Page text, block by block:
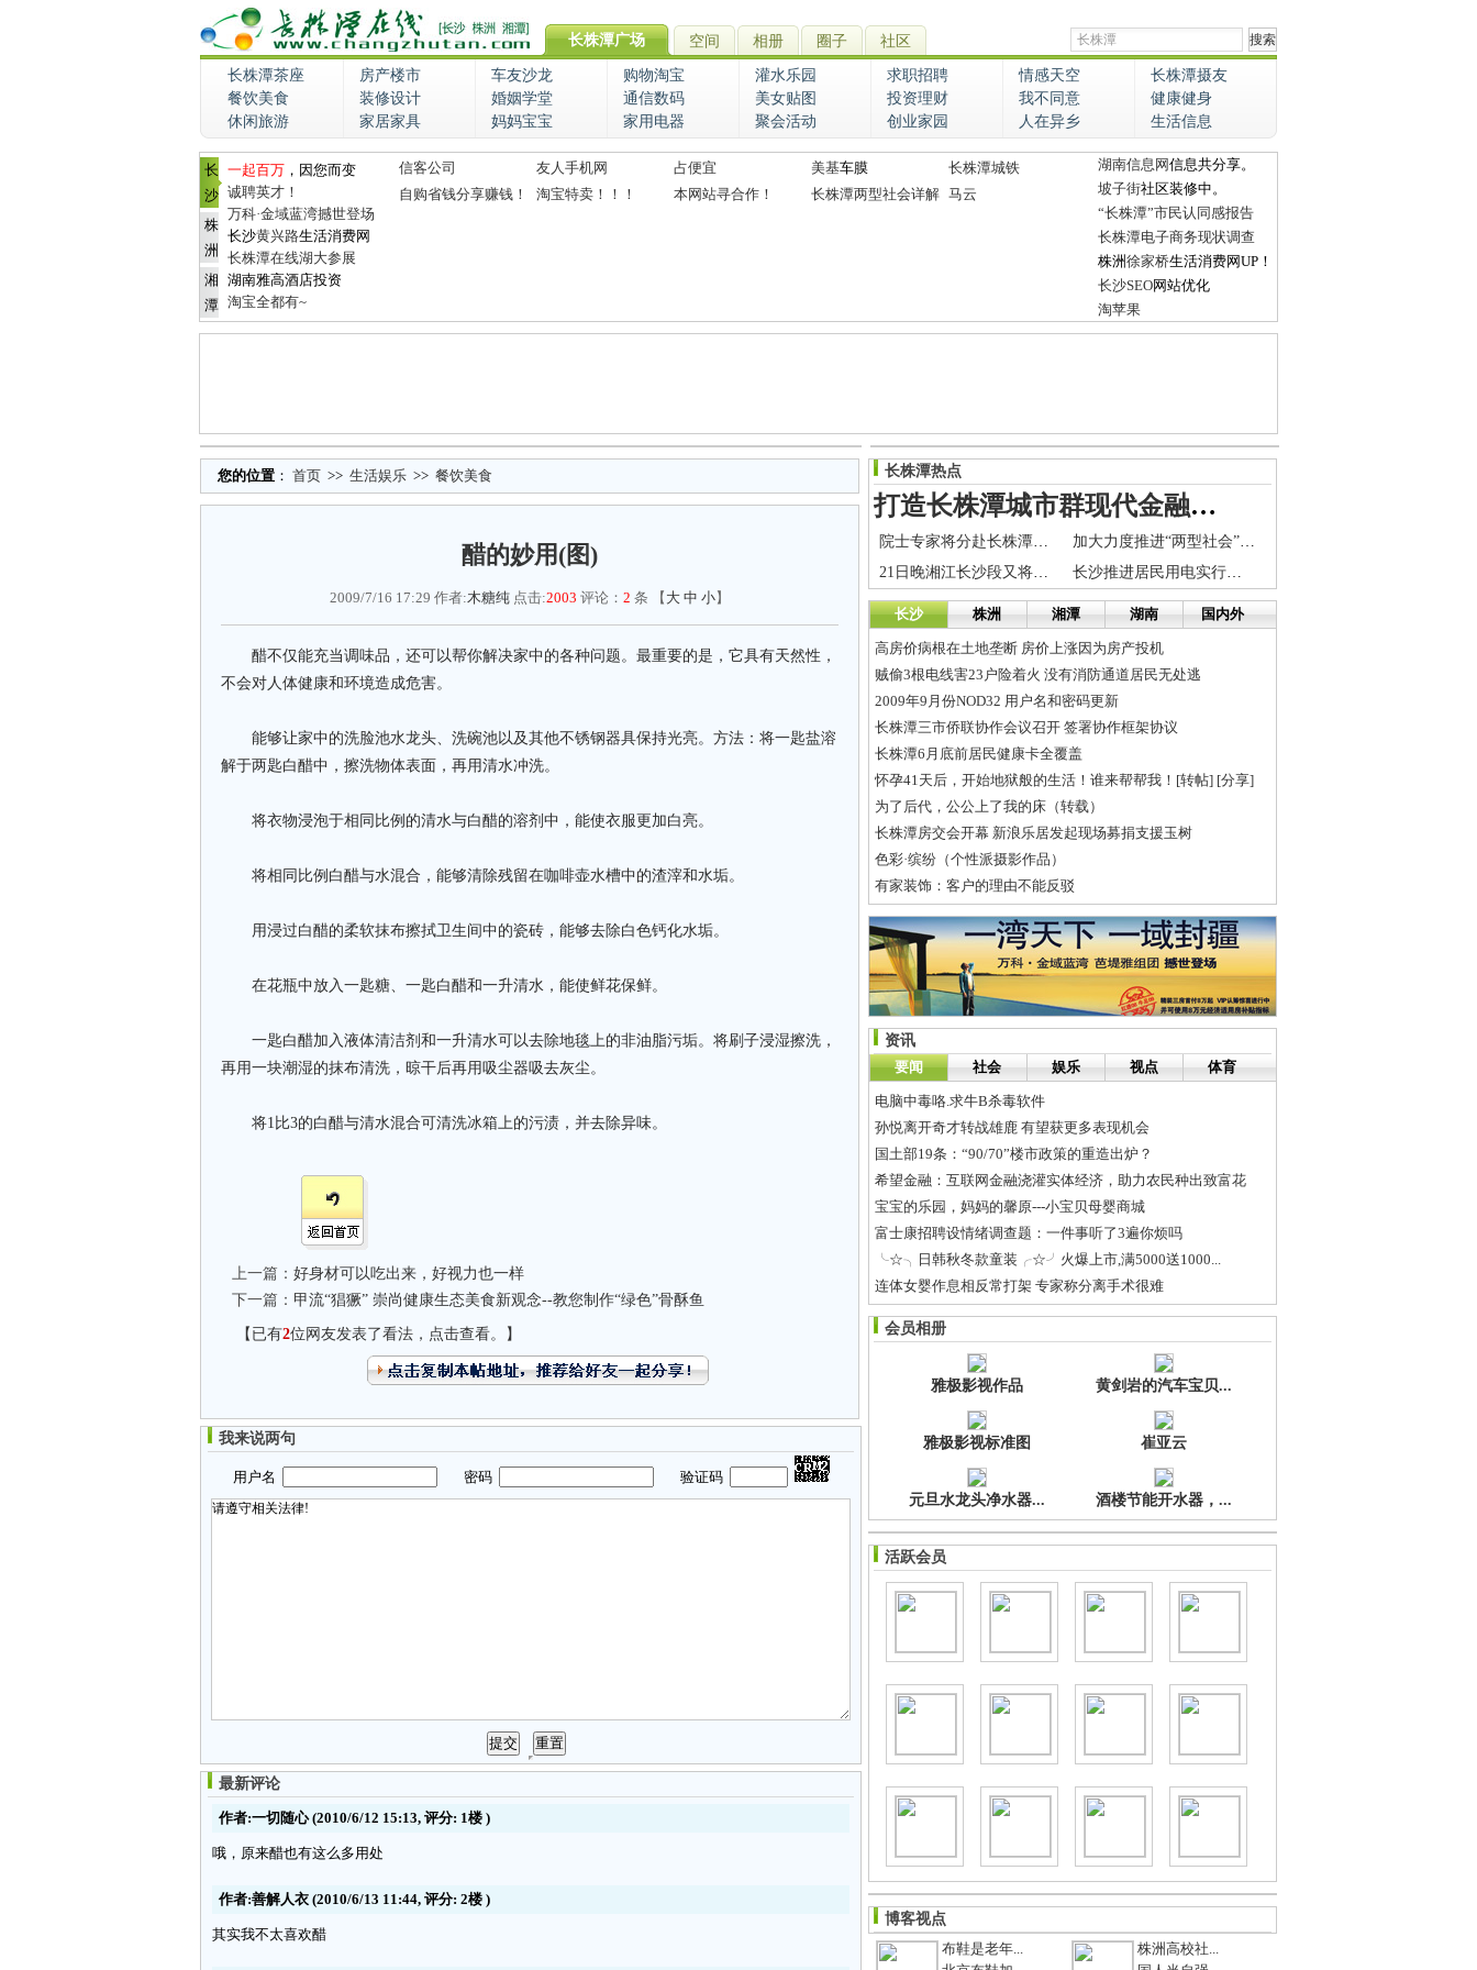
长株潭广场 空间 相册 圈子 社区
长株潭茶座 房产楼市 车友沙龙 购物淘宝 灌水乐园 求职招聘 情感天空
长株潭摄友
餐饮美食
装修设计 婚姻学堂 通信数码 美女贴图 投资理财 我不同意
健康健身
休闲旅游
家居家具 妈妈宝宝 家用电器 聚会活动 创业家园 人在异乡 生活信息
长
沙
株
洲
湘
潭
一起百万 ，因您而变
诚聘英才！
万科·金域蓝湾撼世登场
长沙黄兴路生活消费网
长株潭在线湖大参展
湖南雅高酒店投资
淘宝全都有~
信客公司 友人手机网 占便宜 美基车膜
长株潭城铁
自购省钱分享赚钱！
淘宝特卖！！！ 本网站寻合作！ 长株潭两型社会详解 马云
湖南信息网信息共分享。
坡子街社区装修中。
“长株潭”市民认同感报告
长株潭电子商务现状调查
株洲徐家桥生活消费网UP！
长沙SEO网站优化
淘苹果
您的位置 ： 首页 >> 生活娱乐 >> 餐饮美食
醋的妙用(图)
2009/7/16 17:29 作者:木糖纯 点击:2003 评论： 2 条 【 大 中 小】
醋不仅能充当调味品，还可以帮你解决家中的各种问题。最重要的是，它具有天然性，
不会对人体健康和环境造成危害。
能够让家中的洗脸池水龙头、洗碗池以及其他不锈钢器具保持光亮。方法：将一匙盐溶
解于两匙白醋中，擦洗物体表面，再用清水冲洗。
将衣物浸泡于相同比例的清水与白醋的溶剂中，能使衣服更加白亮。
将相同比例白醋与水混合，能够清除残留在咖啡壶水槽中的渣滓和水垢。
用浸过白醋的柔软抹布擦拭卫生间中的瓷砖，能够去除白色钙化水垢。
在花瓶中放入一匙糖、一匙白醋和一升清水，能使鲜花保鲜。
一匙白醋加入液体清洁剂和一升清水可以去除地毯上的非油脂污垢。将刷子浸湿擦洗，
再用一块潮湿的抹布清洗，晾干后再用吸尘器吸去灰尘。
将1比3的白醋与清水混合可清洗冰箱上的污渍，并去除异味。
上一篇： 好身材可以吃出来，好视力也一样
下一篇： 甲流“猖獗” 崇尚健康生态美食新观念--教您制作“绿色”骨酥鱼
【已有2位网友发表了看法，点击查看。】
我来说两句
用户名 密码 验证码
最新评论
作者:一切随心(2010/6/12 15:13, 评分: 1楼 )
哦，原来醋也有这么多用处
作者:善解人衣 (2010/6/13 11:44, 评分: 2楼 )
其实我不太喜欢醋
长株潭热点
打造长株潭城市群现代金融市场体系
院士专家将分赴长株潭岳咨询
加大力度推进“两型社会”建设
21日晚湘江长沙段又将现洪峰(
长沙推进居民用电实行阶梯式电价 对高能耗产业惩罚
长沙 株洲 湘潭 湖南 国内外
高房价病根在土地垄断 房价上涨因为房产投机
贼偷3根电线害23户险着火 没有消防通道居民无处逃
2009年9月份NOD32 用户名和密码更新
长株潭三市侨联协作会议召开 签署协作框架协议
长株潭6月底前居民健康卡全覆盖
怀孕41天后，开始地狱般的生活！谁来帮帮我！[转帖] [分享]
为了后代，公公上了我的床（转载）
长株潭房交会开幕 新浪乐居发起现场募捐支援玉树
色彩·缤纷（个性派摄影作品）
有家装饰：客户的理由不能反驳
资讯
要闻
社会 娱乐 视点 体育
电脑中毒咯.求牛B杀毒软件
孙悦离开奇才转战雄鹿 有望获更多表现机会
国土部19条：“90/70”楼市政策的重造出炉？
希望金融：互联网金融浇灌实体经济，助力农民种出致富花
宝宝的乐园，妈妈的馨原---小宝贝母婴商城
富士康招聘设情绪调查题：一件事听了3遍你烦吗
╰☆╮日韩秋冬款童装╭☆╯火爆上市,满5000送1000...
连体女婴作息相反常打架 专家称分离手术很难
小食物吃出肌肤大变化
[杂七杂八]哈哈 又加班
会员相册
雅极影视作品 黄剑岩的汽车宝贝...
雅极影视标准图 崔亚云
元旦水龙头净水器... 酒楼节能开水器，...
活跃会员
博客视点
布鞋是老年...
株洲高校社...